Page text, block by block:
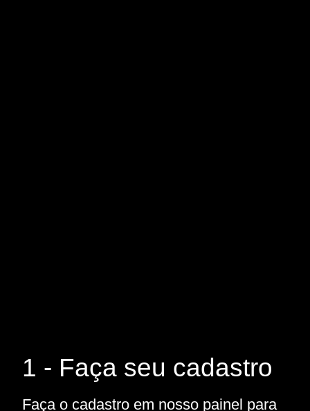
1 - Faça seu cadastro
Faça o cadastro em nosso painel para